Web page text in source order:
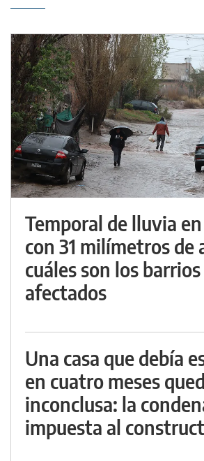
Temporal de lluvia
con 31 milímetros de
cuáles son los
afectados
Una casa que debía
en cuatro meses
inconclusa: la
impuesta al